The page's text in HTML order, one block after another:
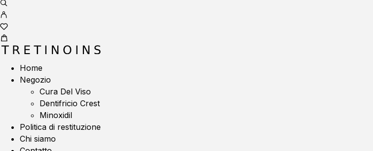
Home
Negozio
Cura Del Viso
Dentifricio Crest
Minoxidil
Politica di restituzione
Chi siamo